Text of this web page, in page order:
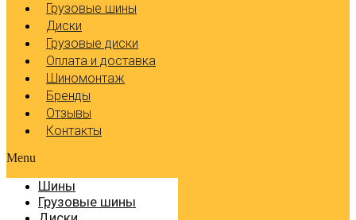
Грузовые шины
Диски
Грузовые диски
Оплата и доставка
Шиномонтаж
Бренды
Отзывы
Контакты
Menu
Шины
Грузовые шины